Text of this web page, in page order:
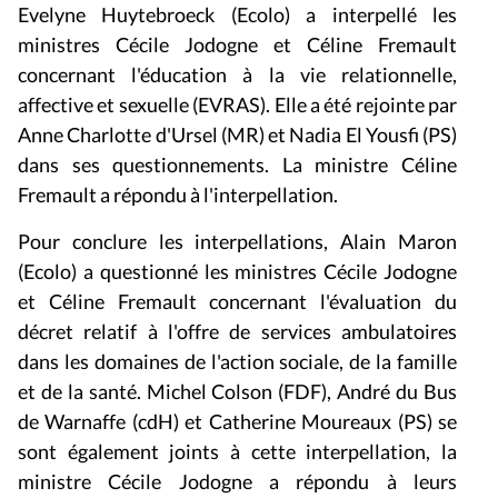
Evelyne Huytebroeck (Ecolo) a interpellé les
ministres Cécile Jodogne et Céline Fremault
concernant l'éducation à la vie relationnelle,
affective et sexuelle (EVRAS). Elle a été rejointe par
Anne Charlotte d'Ursel (MR) et Nadia El Yousfi (PS)
dans ses questionnements. La ministre Céline
Fremault a répondu à l'interpellation.
Pour conclure les interpellations, Alain Maron
(Ecolo) a questionné les ministres Cécile Jodogne
et Céline Fremault concernant l'évaluation du
décret relatif à l'offre de services ambulatoires
dans les domaines de l'action sociale, de la famille
et de la santé. Michel Colson (FDF), André du Bus
de Warnaffe (cdH) et Catherine Moureaux (PS) se
sont également joints à cette interpellation, la
ministre Cécile Jodogne a répondu à leurs